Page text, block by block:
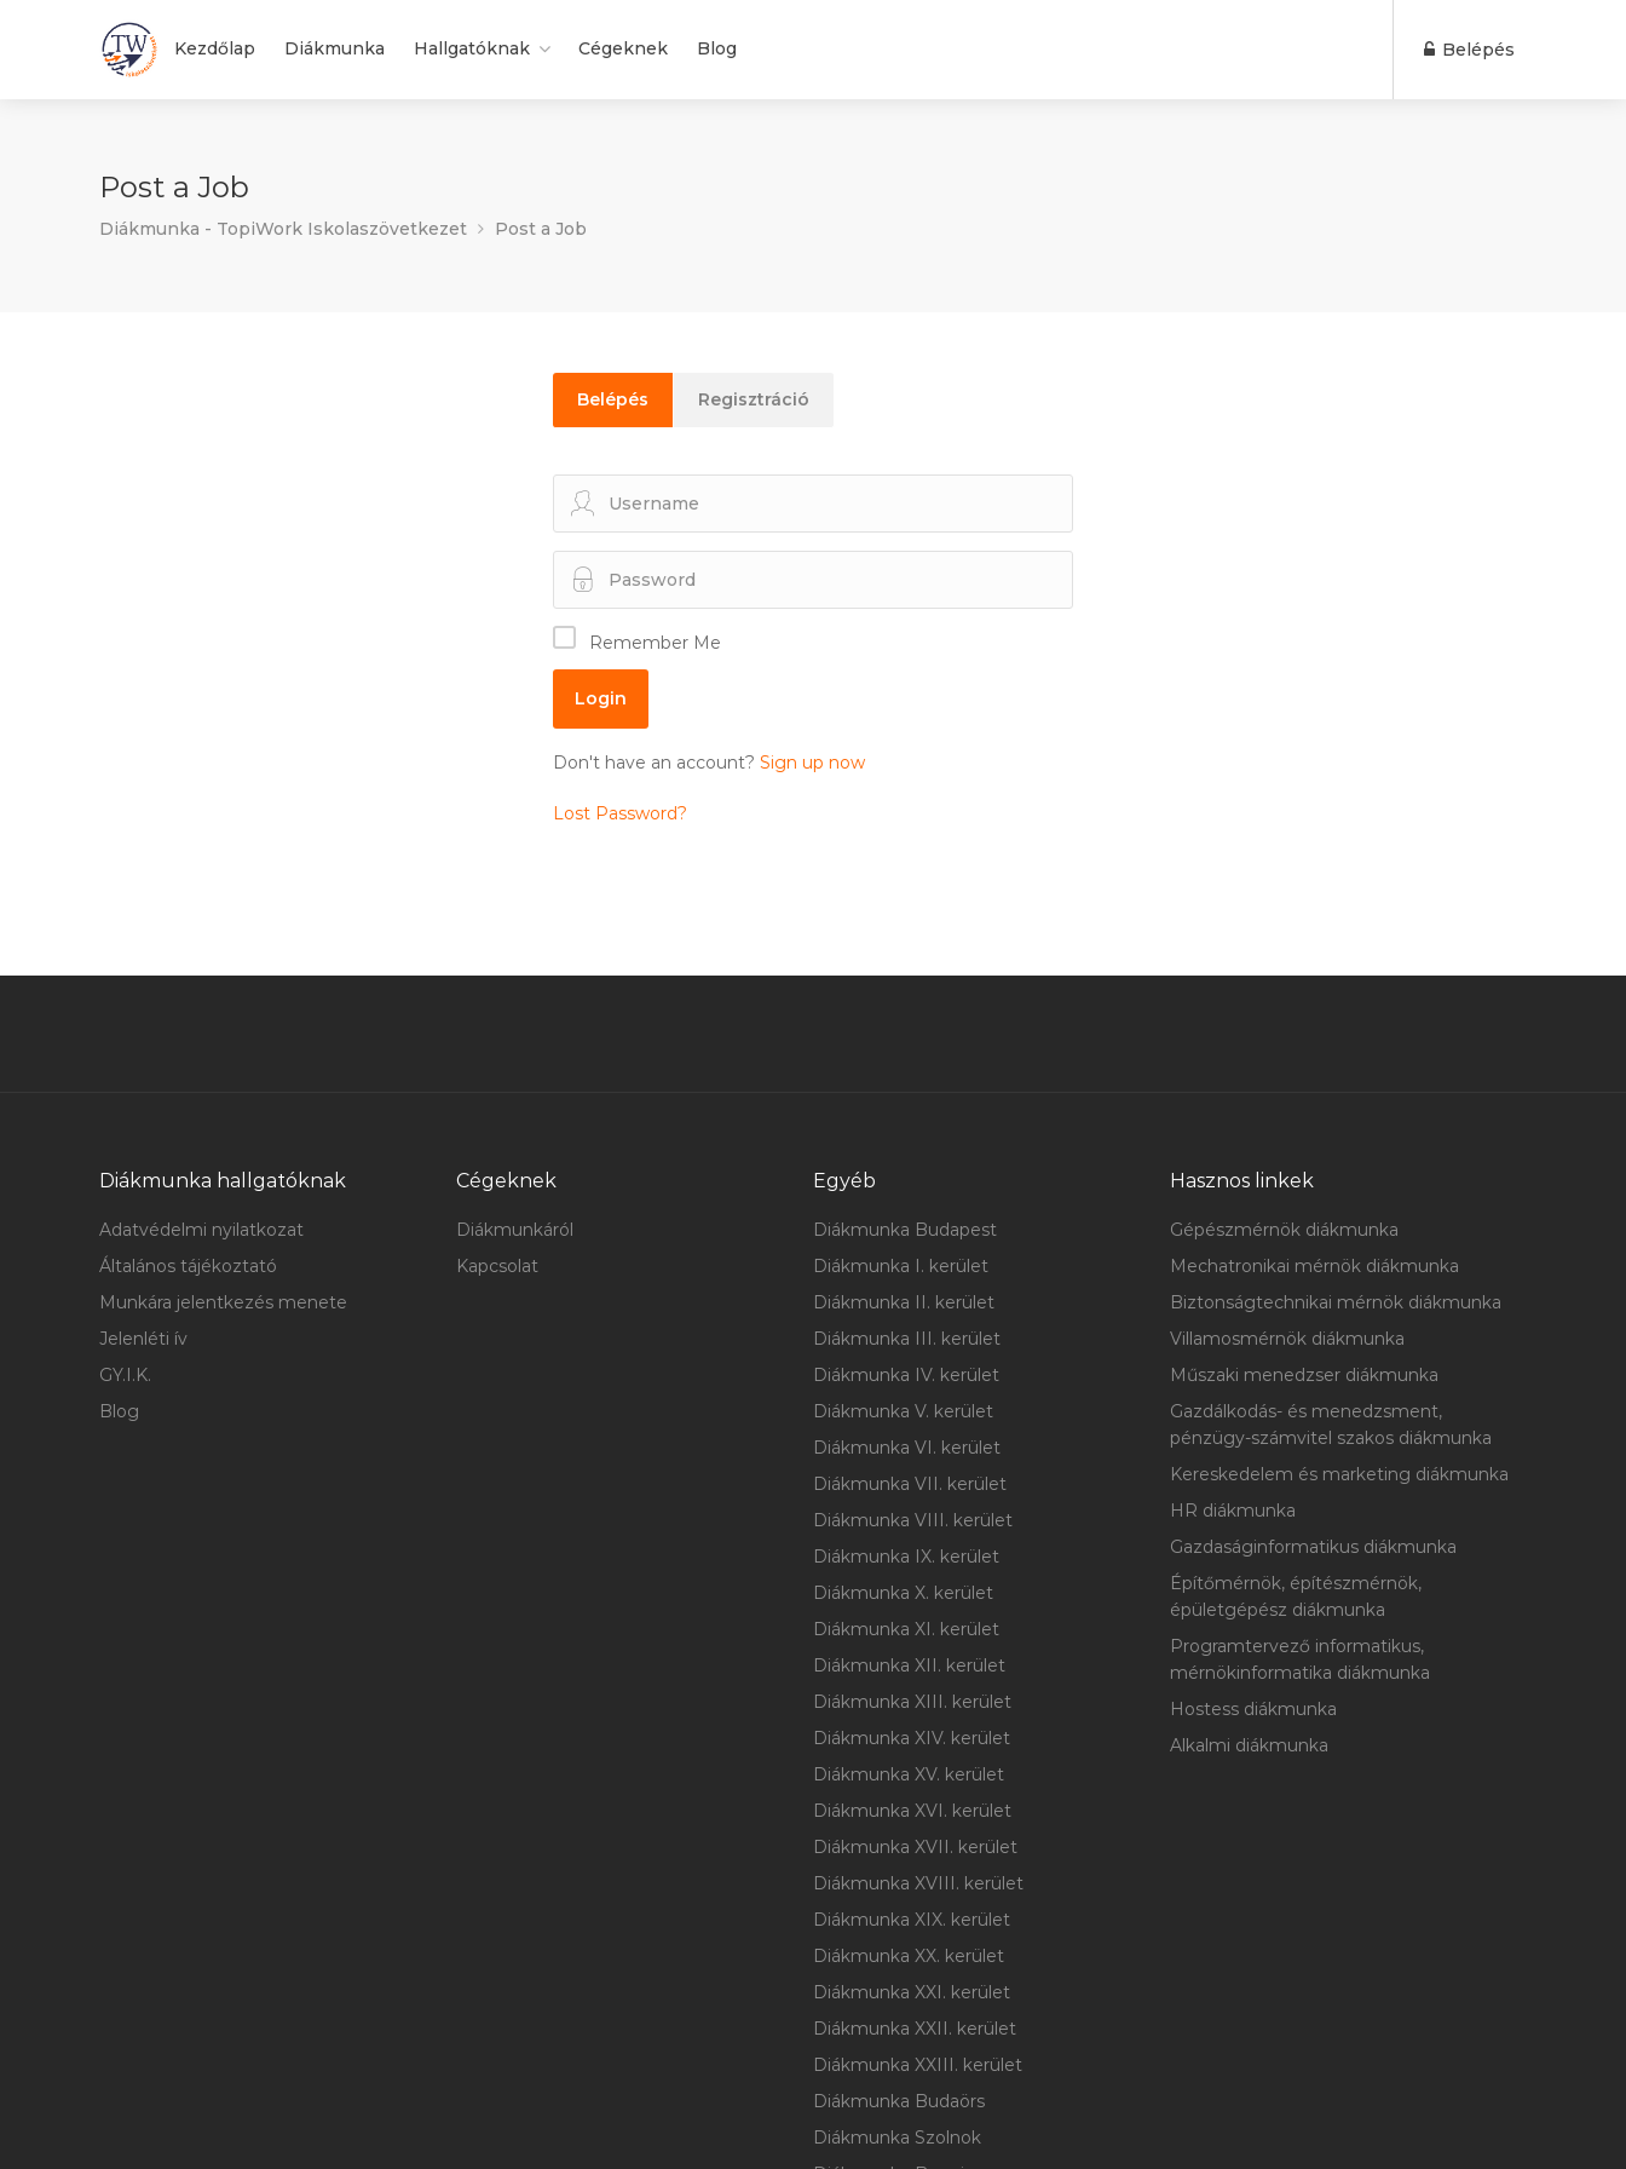
Kezdőlap Diákmunka Hallgatóknak Cégeknek Blog Belépés
Post a Job
Diákmunka - TopiWork Iskolaszövetkezet Post a Job
Belépés Regisztráció
Remember Me
Don't have an account? Sign up now
Lost Password?
Diákmunka hallgatóknak
Adatvédelmi nyilatkozat
Általános tájékoztató
Munkára jelentkezés menete
Jelenléti ív
GY.I.K.
Blog
Cégeknek
Diákmunkáról
Kapcsolat
Egyéb
Diákmunka Budapest
Diákmunka I. kerület
Diákmunka II. kerület
Diákmunka III. kerület
Diákmunka IV. kerület
Diákmunka V. kerület
Diákmunka VI. kerület
Diákmunka VII. kerület
Diákmunka VIII. kerület
Diákmunka IX. kerület
Diákmunka X. kerület
Diákmunka XI. kerület
Diákmunka XII. kerület
Diákmunka XIII. kerület
Diákmunka XIV. kerület
Diákmunka XV. kerület
Diákmunka XVI. kerület
Diákmunka XVII. kerület
Diákmunka XVIII. kerület
Diákmunka XIX. kerület
Diákmunka XX. kerület
Diákmunka XXI. kerület
Diákmunka XXII. kerület
Diákmunka XXIII. kerület
Diákmunka Budaörs
Diákmunka Szolnok
Hasznos linkek
Gépészmérnök diákmunka
Mechatronikai mérnök diákmunka
Biztonságtechnikai mérnök diákmunka
Villamosmérnök diákmunka
Műszaki menedzser diákmunka
Gazdálkodás- és menedzsment,
pénzügy-számvitel szakos diákmunka
Kereskedelem és marketing diákmunka
HR diákmunka
Gazdaságinformatikus diákmunka
Építőmérnök, építészmérnök,
épületgépész diákmunka
Programtervező informatikus,
mérnökinformatika diákmunka
Hostess diákmunka
Alkalmi diákmunka